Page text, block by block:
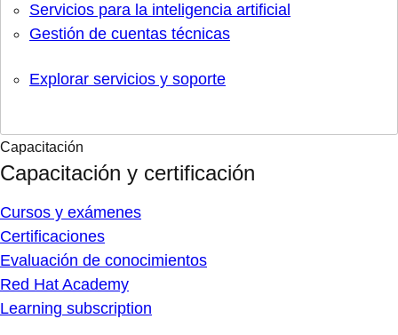
Servicios para la inteligencia artificial
Gestión de cuentas técnicas
Explorar servicios y soporte
Capacitación
Capacitación y certificación
Cursos y exámenes
Certificaciones
Evaluación de conocimientos
Red Hat Academy
Learning subscription